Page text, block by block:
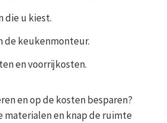
die u kiest.
de keukenmonteur.
en voorrijkosten.
en op de kosten besparen?
materialen en knap de ruimte